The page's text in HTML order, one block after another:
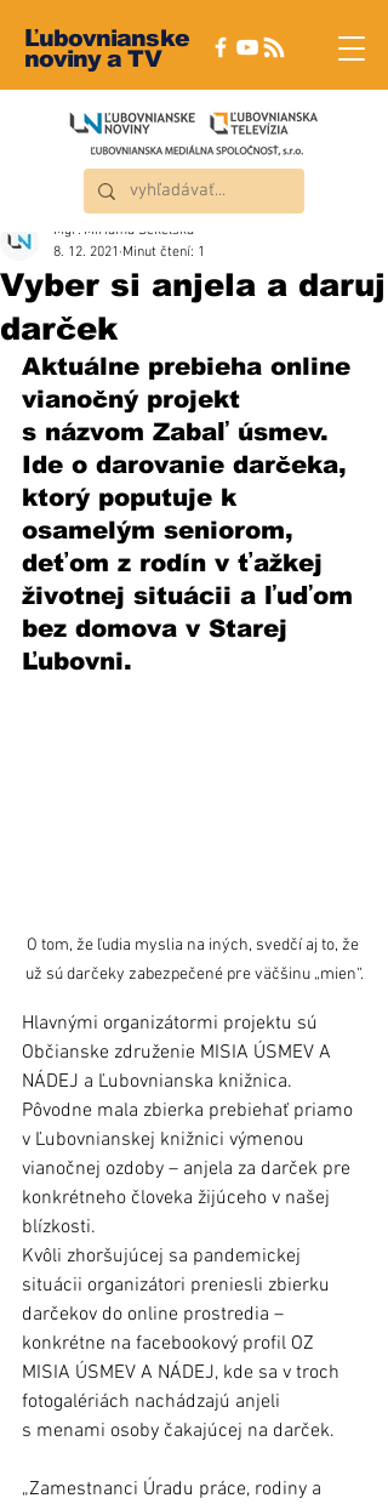
Ľubovnianske
noviny a TV
Vyber si anjela a daruj
darček
Mgr. Miriama Sekelská
8. 12. 2021 Minut čtení: 1
Aktuálne prebieha online
vianočný projekt
s názvom Zabaľ úsmev.
Ide o darovanie darčeka,
ktorý poputuje k
osamelým seniorom,
deťom z rodín v ťažkej
životnej situácii a ľuďom
bez domova v Starej
Ľubovni.
O tom, že ľudia myslia na iných, svedčí aj to, že
už sú darčeky zabezpečené pre väčšinu „mien“.
Hlavnými organizátormi projektu sú
Občianske združenie MISIA ÚSMEV A
NÁDEJ a Ľubovnianska knižnica.
Pôvodne mala zbierka prebiehať priamo
v Ľubovnianskej knižnici výmenou
vianočnej ozdoby – anjela za darček pre
konkrétneho človeka žijúceho v našej
blízkosti.
Kvôli zhoršujúcej sa pandemickej
situácii organizátori preniesli zbierku
darčekov do online prostredia –
konkrétne na facebookový profil OZ
MISIA ÚSMEV A NÁDEJ, kde sa v troch
fotogalériách nachádzajú anjeli
s menami osoby čakajúcej na darček.
„Zamestnanci Úradu práce, rodiny a